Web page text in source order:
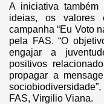
A iniciativa
ideias, os valores
campanha “Eu Voto
pela FAS. “O
engajar a
positivos
propagar a
FAS, Virgilio Viana.